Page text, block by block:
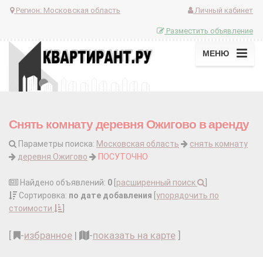
Регион: Московская область Личный кабинет
Разместить объявление
МЕНЮ
Снять комнату деревня Ожигово в аренду
Параметры поиска: Московская область
снять комнату
деревня Ожигово
ПОСУТОЧНО
Найдено объявлений: 0 расширенный поиск
Сортировка: по дате добавления упорядочить по
стоимости
-избранное | -показать на карте